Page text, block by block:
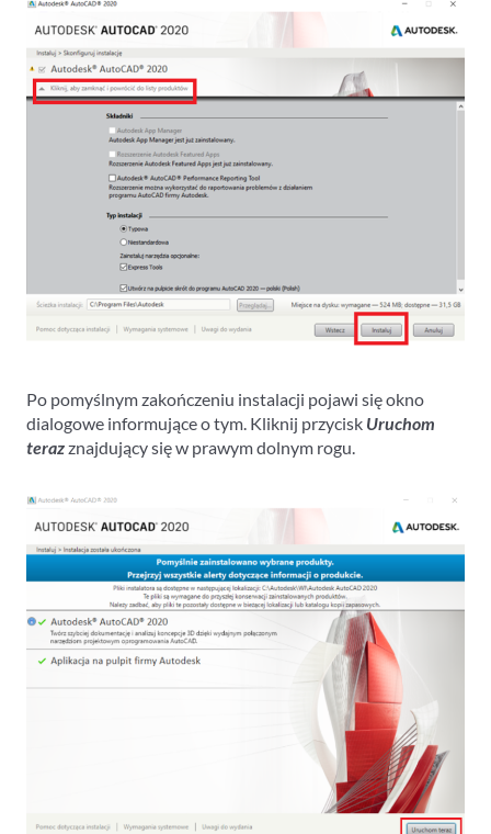
Po pomyślnym zakończeniu instalacji pojawi się okno
dialogowe informujące o tym. Kliknij przycisk Uruchom
terazznajdujący się w prawym dolnym rogu.